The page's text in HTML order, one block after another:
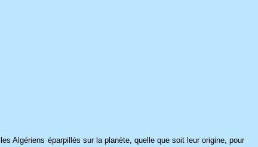
Algériens éparpillés sur la planète, quelle que soit leur origine, pour